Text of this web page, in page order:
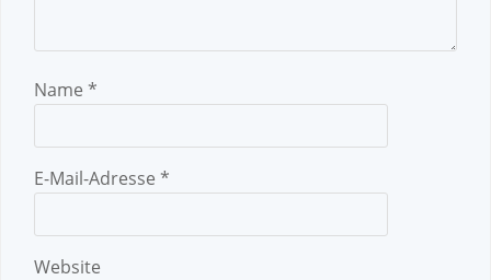
Name *
E-Mail-Adresse *
Website